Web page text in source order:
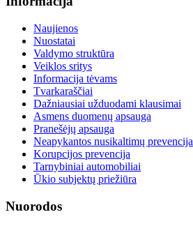
Naujienos
Nuostatai
Valdymo struktūra
Veiklos sritys
Informacija tėvams
Tvarkaraščiai
Dažniausiai užduodami klausimai
Asmens duomenų apsauga
Pranešėjų apsauga
Neapykantos nusikaltimų prevencija
Korupcijos prevencija
Tarnybiniai automobiliai
Ūkio subjektų priežiūra
Nuorodos